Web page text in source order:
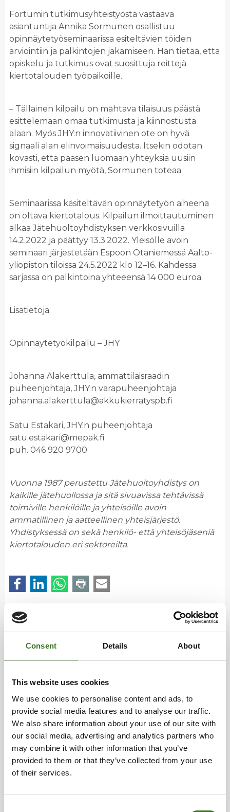
Consent Details About
This website uses cookies
We use cookies to personalise content and ads, to
provide social media features and to analyse our traffic.
We also share information about your use of our site with
our social media, advertising and analytics partners who
may combine it with other information that you’ve
provided to them or that they’ve collected from your use
of their services.
Uutiset
13.05.2026
Ke­sä­kausi tuo pie­niä muu­tok­sia la­jit­te­lua­se­
mien au­kio­loai­koi­hin
29.04.2026
koi­hin.
Fortumin tutkimusyhteistyöstä vastaava
asiantuntija Annika Sormunen osallistuu
opinnäytetyöseminaarissa esiteltävien töiden
arviointiin ja palkintojen jakamiseen. Hän tietää, että
opiskelu ja tutkimus ovat suosittuja reittejä
kiertotalouden työpaikoille.
– Tällainen kilpailu on mahtava tilaisuus päästä
esittelemään omaa tutkimusta ja kiinnostusta
alaan. Myös JHY:n innovatiivinen ote on hyvä
signaali alan elinvoimaisuudesta. Itsekin odotan
kovasti, että pääsen luomaan yhteyksiä uusiin
ihmisiin kilpailun myötä, Sormunen toteaa.
Seminaarissa käsiteltävän opinnäytetyön aiheena
on oltava kiertotalous. Kilpailun ilmoittautuminen
alkaa Jätehuoltoyhdistyksen verkkosivuilla
14.2.2022 ja päättyy 13.3.2022. Yleisölle avoin
seminaari järjestetään Espoon Otaniemessä Aalto-
yliopiston tiloissa 24.5.2022 klo 12–16. Kahdessa
sarjassa on palkintoina yhteeensä 14 000 euroa.
Lisätietoja:
Opinnäytetyökilpailu – JHY
Johanna Alakerttula, ammattilaisraadin
puheenjohtaja, JHY:n varapuheenjohtaja
johanna.alakerttula@akkukierratyspb.fi
Satu Estakari, JHY:n puheenjohtaja
satu.estakari@mepak.fi
puh. 046 920 9700
Vuonna 1987 perustettu Jätehuoltoyhdistys on
kaikille jätehuollossa ja sitä sivuavissa tehtävissä
toimiville henkilöille ja yhteisöille avoin
ammatillinen ja aatteellinen yhteisjärjestö.
Yhdistyksessä on sekä henkilö- että yhteisöjäseniä
kiertotalouden eri sektoreilta.